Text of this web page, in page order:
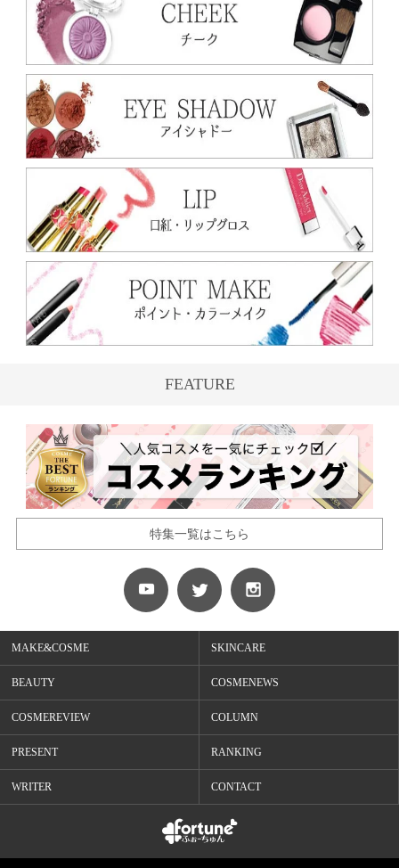
FEATURE
特集一覧はこちら
MAKE&COSME SKINCARE
BEAUTY COSMENEWS
COSMEREVIEW COLUMN
PRESENT RANKING
WRITER CONTACT